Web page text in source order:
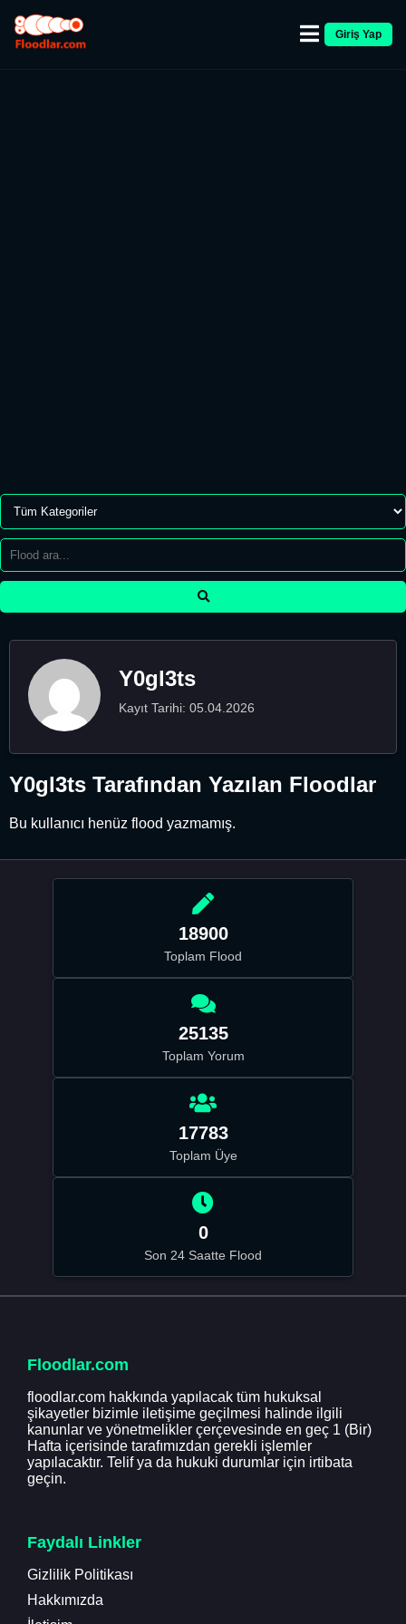
Giriş Yap
Y0gl3ts
Kayıt Tarihi: 05.04.2026
Y0gl3ts Tarafından Yazılan Floodlar
Bu kullanıcı henüz flood yazmamış.
18900
Toplam Flood
25135
Toplam Yorum
17783
Toplam Üye
0
Son 24 Saatte Flood
Floodlar.com
floodlar.com hakkında yapılacak tüm hukuksal
şikayetler bizimle iletişime geçilmesi halinde ilgili
kanunlar ve yönetmelikler çerçevesinde en geç 1 (Bir)
Hafta içerisinde tarafımızdan gerekli işlemler
yapılacaktır. Telif ya da hukuki durumlar için irtibata
geçin.
Faydalı Linkler
Gizlilik Politikası
Hakkımızda